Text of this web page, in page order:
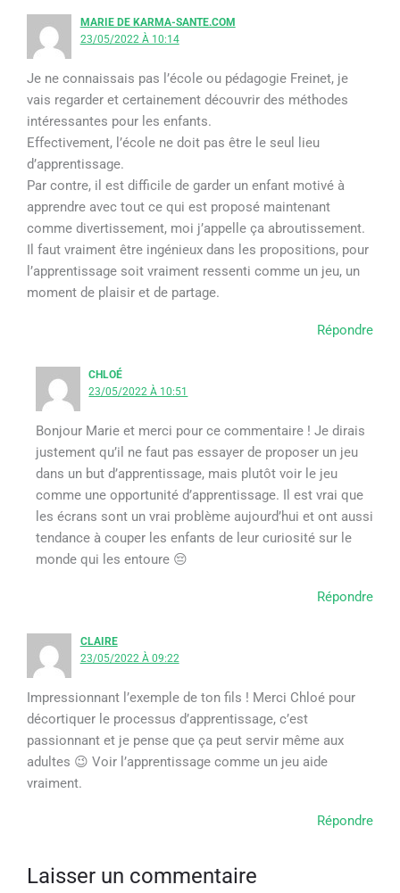
MARIE DE KARMA-SANTE.COM
23/05/2022 À 10:14
Je ne connaissais pas l’école ou pédagogie Freinet, je
vais regarder et certainement découvrir des méthodes
intéressantes pour les enfants.
Effectivement, l’école ne doit pas être le seul lieu
d’apprentissage.
Par contre, il est difficile de garder un enfant motivé à
apprendre avec tout ce qui est proposé maintenant
comme divertissement, moi j’appelle ça abroutissement.
Il faut vraiment être ingénieux dans les propositions, pour
l’apprentissage soit vraiment ressenti comme un jeu, un
moment de plaisir et de partage.
Répondre
CHLOÉ
23/05/2022 À 10:51
Bonjour Marie et merci pour ce commentaire ! Je dirais
justement qu’il ne faut pas essayer de proposer un jeu
dans un but d’apprentissage, mais plutôt voir le jeu
comme une opportunité d’apprentissage. Il est vrai que
les écrans sont un vrai problème aujourd’hui et ont aussi
tendance à couper les enfants de leur curiosité sur le
monde qui les entoure 😔
Répondre
CLAIRE
23/05/2022 À 09:22
Impressionnant l’exemple de ton fils ! Merci Chloé pour
décortiquer le processus d’apprentissage, c’est
passionnant et je pense que ça peut servir même aux
adultes 😉 Voir l’apprentissage comme un jeu aide
vraiment.
Répondre
Laisser un commentaire